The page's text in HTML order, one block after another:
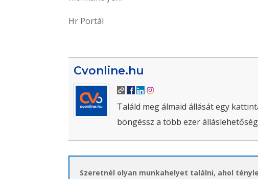
Hr Portál
Cvonline.hu
Találd meg álmaid állását egy
böngéssz a több ezer
Szeretnél olyan munkahelyet találni, ahol